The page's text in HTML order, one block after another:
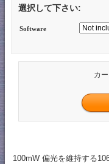
選択して下さい:
Software
カ
100mW 偏光を維持する